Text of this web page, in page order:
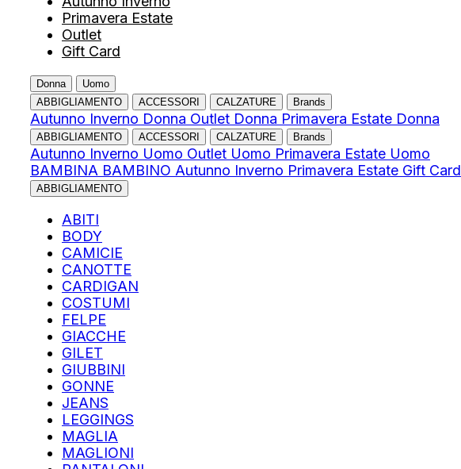
Primavera Estate
Outlet
Gift Card
Donna
Uomo
ABBIGLIAMENTO
ACCESSORI CALZATURE Brands
Autunno Inverno Donna Outlet Donna Primavera Estate Donna
ABBIGLIAMENTO ACCESSORI CALZATURE Brands
Autunno Inverno Uomo Outlet Uomo Primavera Estate Uomo
BAMBINA BAMBINO Autunno Inverno Primavera Estate Gift Card
ABBIGLIAMENTO
ABITI
BODY
CAMICIE
CANOTTE
CARDIGAN
COSTUMI
FELPE
GIACCHE
GILET
GIUBBINI
GONNE
JEANS
LEGGINGS
MAGLIA
MAGLIONI